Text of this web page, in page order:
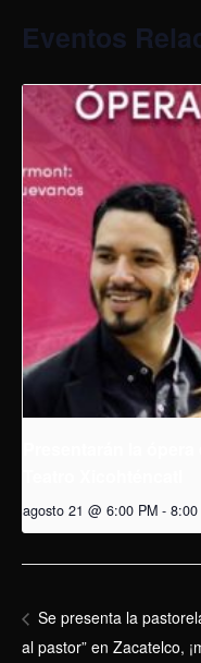
Eventos
agosto 21 @ 6:00 PM - 8:00
Se presenta la
al pastor” en Zacatelco,